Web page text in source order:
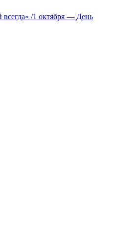
всегда» /1 октября — День